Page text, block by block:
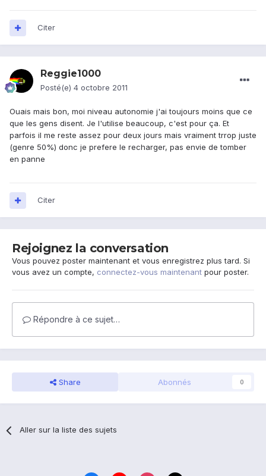
Citer
Reggie1000
Posté(e) 4 octobre 2011
Ouais mais bon, moi niveau autonomie j'ai toujours moins que ce
que les gens disent. Je l'utilise beaucoup, c'est pour ça. Et
parfois il me reste assez pour deux jours mais vraiment trrop juste
(genre 50%) donc je prefere le recharger, pas envie de tomber
en panne
Citer
Rejoignez la conversation
Vous pouvez poster maintenant et vous enregistrez plus tard. Si
vous avez un compte, connectez-vous maintenant pour poster.
Répondre à ce sujet…
Share Abonnés 0
Aller sur la liste des sujets